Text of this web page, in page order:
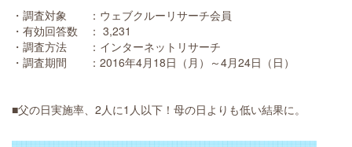
・調査対象 ：ウェブクルーリサーチ会員
・有効回答数 ： 3,231
・調査方法 ：インターネットリサーチ
・調査期間 ：2016年4月18日（月）～4月24日（日）
■父の日実施率、2人に1人以下！母の日よりも低い結果に。